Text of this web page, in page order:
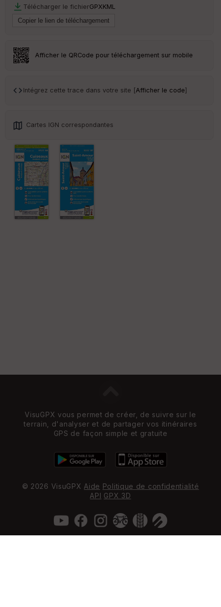
Télécharger le fichierGPXKML
Afficher le QRCode pour téléchargement sur mobile
Intégrez cette trace dans votre site [Afficher le code]
Cartes IGN correspondantes
VisuGPX vous permet de créer, de suivre sur le
terrain, d'analyser et de partager vos itinéraires
GPS de façon simple et gratuite
© 2026 VisuGPX Aide Politique de confidentialité
API GPX 3D